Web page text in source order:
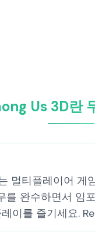
Us 3D란
멀티플레이어
완수하면서 임
이를 즐기세요.